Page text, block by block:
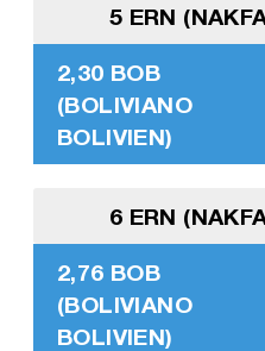
5 ERN
2,30 BOB
(BOLIVIANO
BOLIVIEN)
6 ERN
2,76 BOB
(BOLIVIANO
BOLIVIEN)